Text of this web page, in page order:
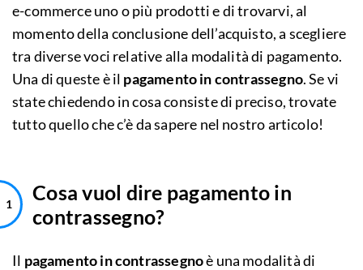
e-commerce uno o più prodotti e di trovarvi, al
momento della conclusione dell’acquisto, a scegliere
tra diverse voci relative alla modalità di pagamento.
Una di queste è il pagamento in contrassegno. Se vi
state chiedendo in cosa consiste di preciso, trovate
tutto quello che c’è da sapere nel nostro articolo!
Cosa vuol dire pagamento in
contrassegno?
Il pagamento in contrassegnoè una modalità di